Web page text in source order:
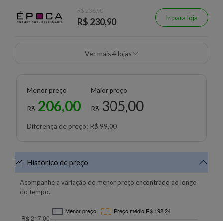
R$ 236,90
R$ 230,90 Ir para loja
Ver mais 4 lojas
Menor preço
R$ 206,00
Maior preço
R$ 305,00
Diferença de preço: R$ 99,00
Histórico de preço
Acompanhe a variação do menor preço encontrado ao longo
do tempo.